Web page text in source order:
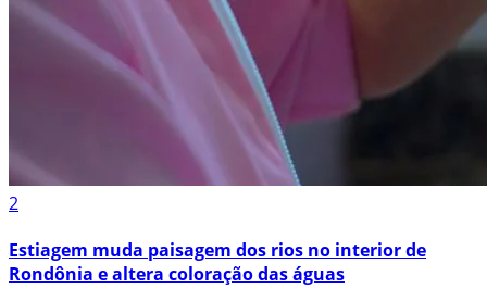
2
Estiagem muda paisagem dos rios no interior de
Rondônia e altera coloração das águas